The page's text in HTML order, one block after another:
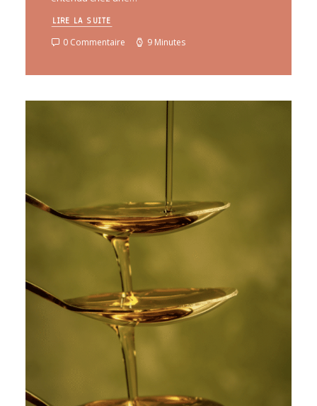
LIRE LA SUITE
0 Commentaire 9 Minutes